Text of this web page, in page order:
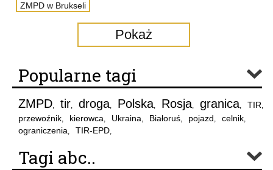
ZMPD w Brukseli
Pokaż
Popularne tagi
ZMPD, tir, droga, Polska, Rosja, granica, TIR,
przewoźnik, kierowca, Ukraina, Białoruś, pojazd, celnik,
ograniczenia, TIR-EPD,
Tagi abc..